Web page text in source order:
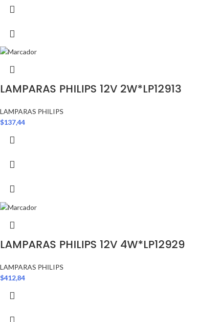
LAMPARAS PHILIPS 12V 2W*LP12913
LAMPARAS PHILIPS
$137,44
LAMPARAS PHILIPS 12V 4W*LP12929
LAMPARAS PHILIPS
$412,84